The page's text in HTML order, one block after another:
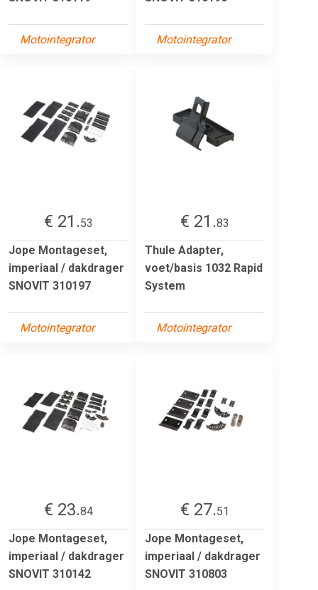
Motointegrator Motointegrator
€ 21.53
Jope Montageset,
imperiaal / dakdrager
SNOVIT 310197
Motointegrator
€ 21.83
Thule Adapter,
voet/basis 1032 Rapid
System
Motointegrator
€ 23.84
Jope Montageset,
imperiaal / dakdrager
SNOVIT 310142
€ 27.51
Jope Montageset,
imperiaal / dakdrager
SNOVIT 310803